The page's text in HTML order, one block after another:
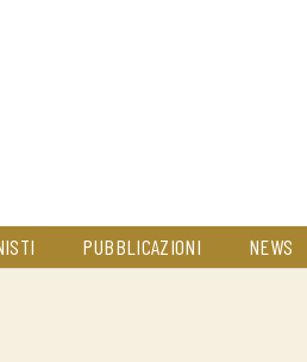
PUBBLICAZIONI NEWS